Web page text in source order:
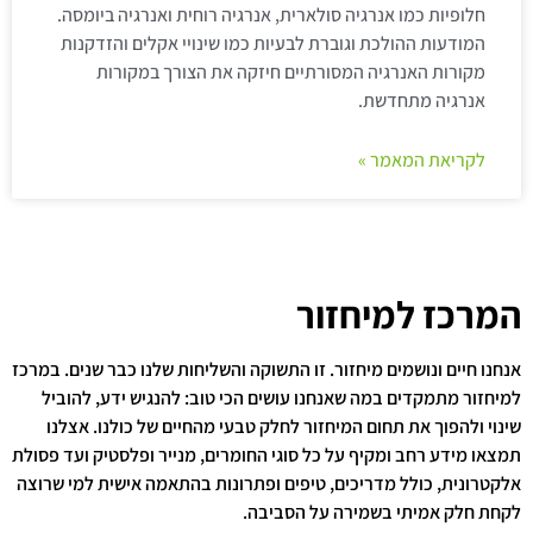
חלופיות כמו אנרגיה סולארית, אנרגיה רוחית ואנרגיה ביומסה.
המודעות ההולכת וגוברת לבעיות כמו שינויי אקלים והזדקנות
מקורות האנרגיה המסורתיים חיזקה את הצורך במקורות
אנרגיה מתחדשת.
לקריאת המאמר »
המרכז למיחזור
אנחנו חיים ונושמים מיחזור. זו התשוקה והשליחות שלנו כבר שנים. במרכז
למיחזור מתמקדים במה שאנחנו עושים הכי טוב: להנגיש ידע, להוביל
שינוי ולהפוך את תחום המיחזור לחלק טבעי מהחיים של כולנו. אצלנו
תמצאו מידע רחב ומקיף על כל סוגי החומרים, מנייר ופלסטיק ועד פסולת
אלקטרונית, כולל מדריכים, טיפים ופתרונות בהתאמה אישית למי שרוצה
לקחת חלק אמיתי בשמירה על הסביבה.